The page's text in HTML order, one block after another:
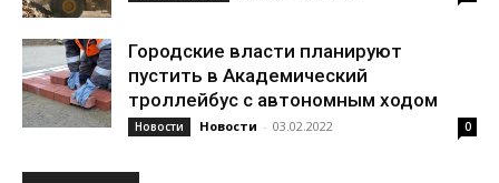
Городские власти планируют
пустить в Академический
троллейбус с автономным ходом
Новости Новости - 03.02.2022 0